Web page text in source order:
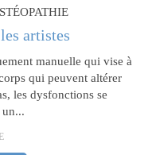
artistes
manuelle qui vise à
qui peuvent altérer
les dysfonctions se
un...